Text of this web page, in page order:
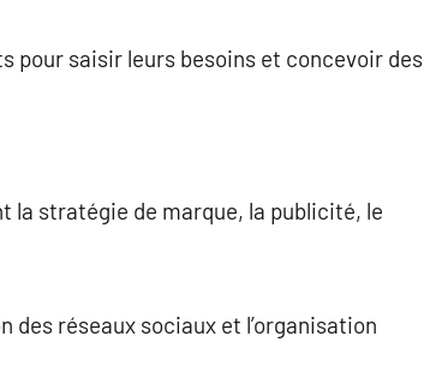
pour saisir leurs besoins et concevoir des
la stratégie de marque, la publicité, le
réseaux sociaux et l’organisation